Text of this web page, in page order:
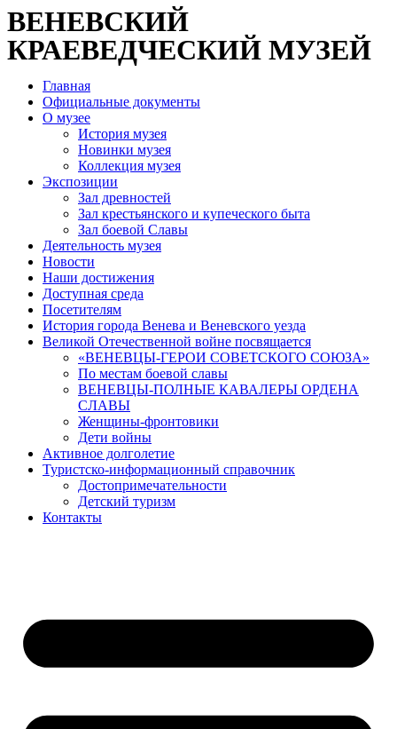
ВЕНЕВСКИЙ
КРАЕВЕДЧЕСКИЙ МУЗЕЙ
Главная
Официальные документы
О музее
История музея
Новинки музея
Коллекция музея
Экспозиции
Зал древностей
Зал крестьянского и купеческого быта
Зал боевой Славы
Деятельность музея
Новости
Наши достижения
Доступная среда
Посетителям
История города Венева и Веневского уезда
Великой Отечественной войне посвящается
«ВЕНЕВЦЫ-ГЕРОИ СОВЕТСКОГО СОЮЗА»
По местам боевой славы
ВЕНЕВЦЫ-ПОЛНЫЕ КАВАЛЕРЫ ОРДЕНА
СЛАВЫ
Женщины-фронтовики
Дети войны
Активное долголетие
Туристско-информационный справочник
Достопримечательности
Детский туризм
Контакты